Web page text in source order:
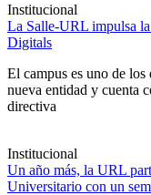
Institucional
La Salle-URL impulsa
Digitals
El campus es uno de los
nueva entidad y cuenta
directiva
Institucional
Un año más, la URL
Universitario con un